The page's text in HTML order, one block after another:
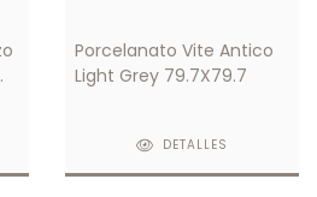
Porcelanato Vite Antico
Light Grey 79.7X79.7
DETALLES